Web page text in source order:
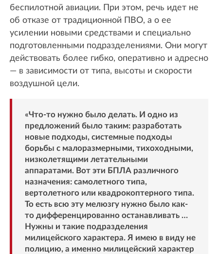
беспилотной авиации. При этом, речь идет не
об отказе от традиционной ПВО, а о ее
усилении новыми средствами и специально
подготовленными подразделениями. Они могут
действовать более гибко, оперативно и адресно
— в зависимости от типа, высоты и скорости
воздушной цели.
«Что-то нужно было делать. И одно из
предложений было таким: разработать
новые подходы, системные подходы
борьбы с малоразмерными, тихоходными,
низколетящими летательными
аппаратами. Вот эти БПЛА различного
назначения: самолетного типа,
вертолетного или квадрокоптерного типа.
То есть всю эту мелюзгу нужно было как-
то дифференцированно останавливать …
Нужны и такие подразделения
милицейского характера. Я имею в виду не
полицию, а именно милицейский характер